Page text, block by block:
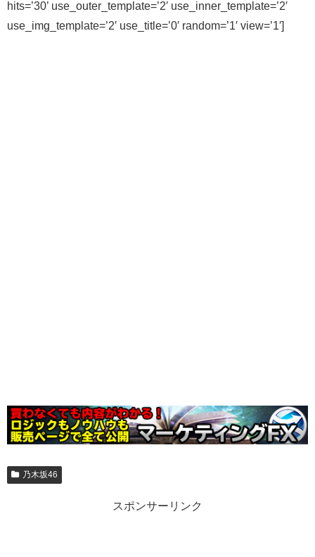
hits=’30’ use_outer_template=’2′ use_inner_template=’2′
use_img_template=’2′ use_title=’0′ random=’1′ view=’1′]
乃木坂46
スポンサーリンク